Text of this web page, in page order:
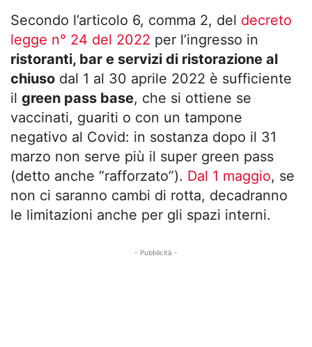
Secondo l’articolo 6, comma 2, del decreto
legge n° 24 del 2022 per l’ingresso in
ristoranti, bar e servizi di ristorazione al
chiuso dal 1 al 30 aprile 2022 è sufficiente
il green pass base, che si ottiene se
vaccinati, guariti o con un tampone
negativo al Covid: in sostanza dopo il 31
marzo non serve più il super green pass
(detto anche “rafforzato”). Dal 1 maggio, se
non ci saranno cambi di rotta, decadranno
le limitazioni anche per gli spazi interni.
- Pubblicità -